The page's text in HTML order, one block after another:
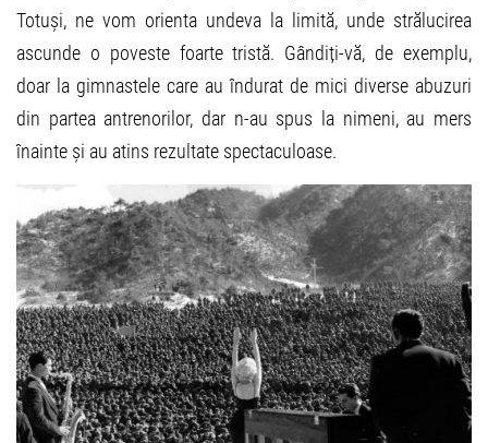
Totuși, ne vom orienta undeva la limită, unde strălucirea
ascunde o poveste foarte tristă. Gândiți-vă, de exemplu,
doar la gimnastele care au îndurat de mici diverse abuzuri
din partea antrenorilor, dar n-au spus la nimeni, au mers
înainte și au atins rezultate spectaculoase.